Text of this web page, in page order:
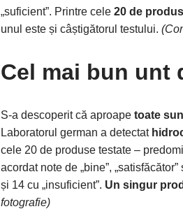
„suficient”. Printre cele 20 de
unul este și câștigătorul testului.
Cel mai bun unt
S-a descoperit că aproape toate
Laboratorul german a detectat
cele 20 de produse testate –
acordat note de „bine”,
și 14 cu „insuficient”. Un singur
fotografie)